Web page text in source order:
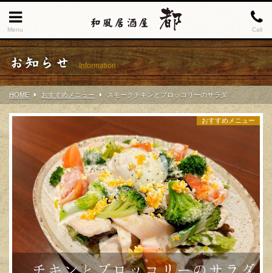
Menu Call
お知らせ Information
HOME おすすめメニュー スモークチキンとブロッコリーのサラダ
おすすめメニュー